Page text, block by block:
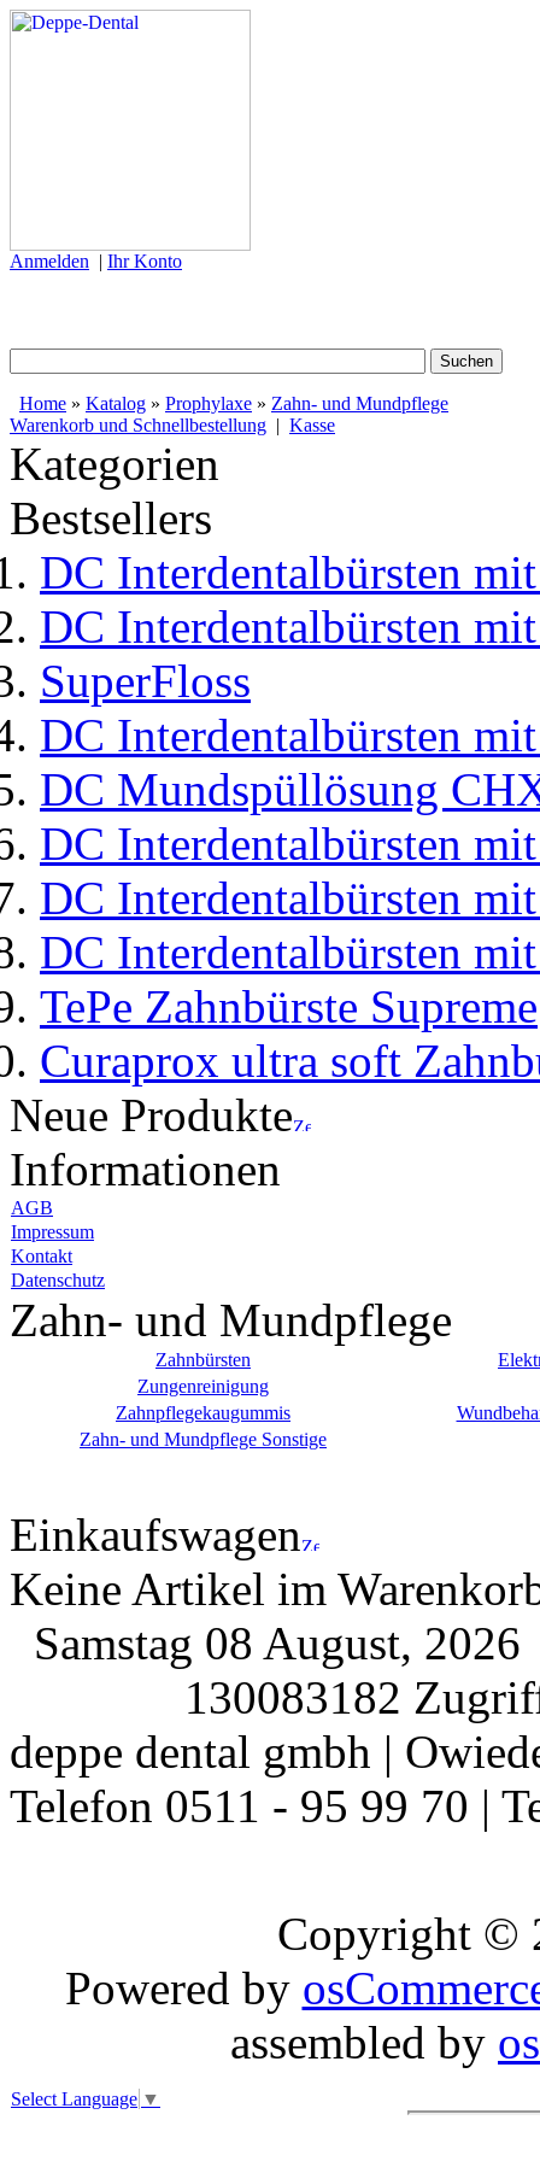
Anmelden | Ihr Konto
Home » Katalog » Prophylaxe » Zahn- und Mundpflege
Warenkorb und Schnellbestellung | Kasse
Kategorien
Bestsellers
DC Interdentalbürsten
DC Interdentalbürsten
SuperFloss
DC Interdentalbürsten
DC Mundspüllösung
DC Interdentalbürsten
DC Interdentalbürsten
DC Interdentalbürsten
TePe Zahnbürste Supreme
Curaprox ultra soft
Neue Produkte
Informationen
AGB
Impressum
Kontakt
Datenschutz
Zahn- und Mundpflege
Zahnbürsten
Zungenreinigung
Zahnpflegekaugummis
Zahn- und Mundpflege Sonstige
Einkaufswagen
Keine Artikel im
Samstag 08 August,
130083182
deppe dental gmbh |
Telefon 0511 - 95 99 70 |
Copyright ©
Powered by
assembled by
Select Language ▼